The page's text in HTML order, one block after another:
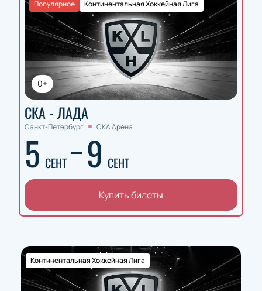
0+
Континентальная Хоккейная Лига
Популярное
СКА - ЛАДА
Санкт-Петербург СКА Арена
5 СЕНТ 9 СЕНТ
Купить билеты
Континентальная Хоккейная Лига